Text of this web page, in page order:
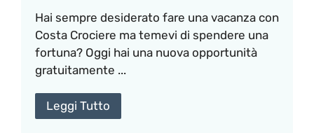
Hai sempre desiderato fare una vacanza con
Costa Crociere ma temevi di spendere una
fortuna? Oggi hai una nuova opportunità
gratuitamente ...
Leggi Tutto